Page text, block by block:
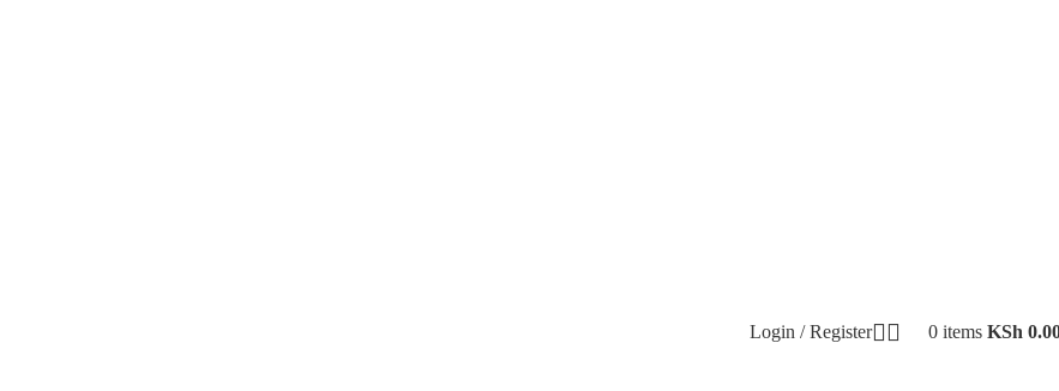
Login / Register 0 items KSh